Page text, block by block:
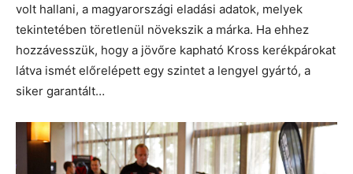
volt hallani, a magyarországi eladási adatok, melyek
tekintetében töretlenül növekszik a márka. Ha ehhez
hozzávesszük, hogy a jövőre kapható Kross kerékpárokat
látva ismét előrelépett egy szintet a lengyel gyártó, a
siker garantált…